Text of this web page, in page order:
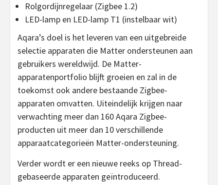
Rolgordijnregelaar (Zigbee 1.2)
LED-lamp en LED-lamp T1 (instelbaar wit)
Aqara’s doel is het leveren van een uitgebreide
selectie apparaten die Matter ondersteunen aan
gebruikers wereldwijd. De Matter-
apparatenportfolio blijft groeien en zal in de
toekomst ook andere bestaande Zigbee-
apparaten omvatten. Uiteindelijk krijgen naar
verwachting meer dan 160 Aqara Zigbee-
producten uit meer dan 10 verschillende
apparaatcategorieën Matter-ondersteuning.
Verder wordt er een nieuwe reeks op Thread-
gebaseerde apparaten geïntroduceerd.